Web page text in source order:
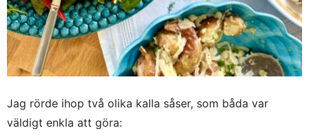
Jag rörde ihop två olika kalla såser, som båda var
väldigt enkla att göra: